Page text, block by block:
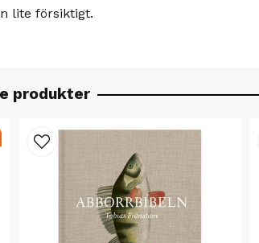
lite försiktigt.
produkter